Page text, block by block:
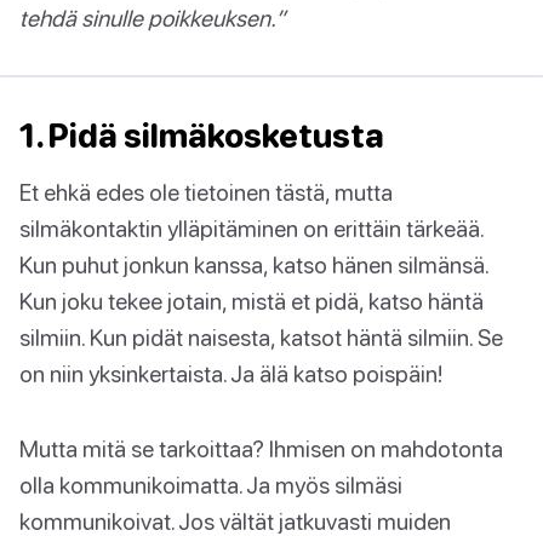
tehdä sinulle poikkeuksen.”
1. Pidä silmäkosketusta
Et ehkä edes ole tietoinen tästä, mutta
silmäkontaktin ylläpitäminen on erittäin tärkeää.
Kun puhut jonkun kanssa, katso hänen silmänsä.
Kun joku tekee jotain, mistä et pidä, katso häntä
silmiin. Kun pidät naisesta, katsot häntä silmiin. Se
on niin yksinkertaista. Ja älä katso poispäin!
Mutta mitä se tarkoittaa? Ihmisen on mahdotonta
olla kommunikoimatta. Ja myös silmäsi
kommunikoivat. Jos vältät jatkuvasti muiden